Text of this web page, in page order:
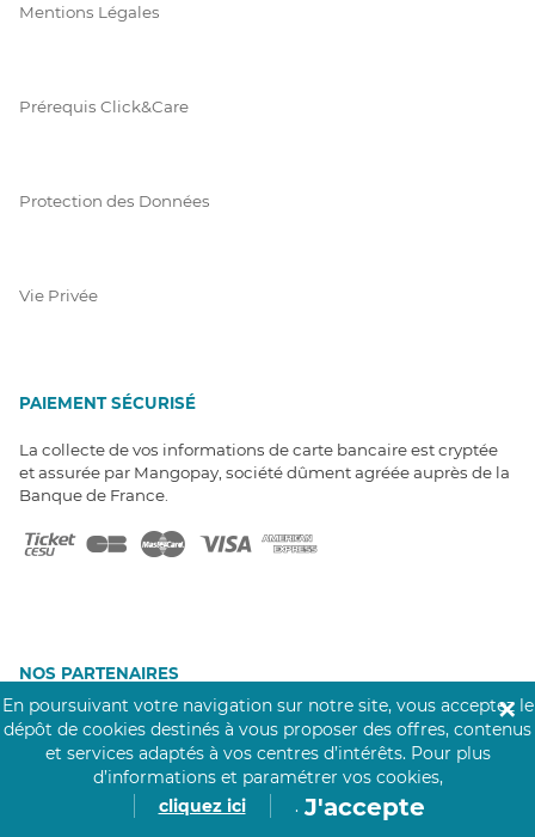
Mentions Légales
Prérequis Click&Care
Protection des Données
Vie Privée
PAIEMENT SÉCURISÉ
La collecte de vos informations de carte bancaire est cryptée
et assurée par Mangopay, société dûment agréée auprès de la
Banque de France.
NOS PARTENAIRES
Click&Care est soutenu par les Groupes
Caisse des Dépôts et MAIF.
En poursuivant votre navigation sur notre site, vous acceptez le
dépôt de cookies destinés à vous proposer des offres, contenus
et services adaptés à vos centres d’intérêts. Pour plus
d’informations et paramétrer vos cookies,
cliquez ici
. J'accepte
✕